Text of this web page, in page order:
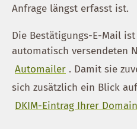
Anfrage längst erfasst ist.
Die Bestätigungs-E-Mail
automatisch versendeten
Automailer . Damit sie
sich zusätzlich ein Blick
DKIM-Eintrag Ihrer Domain